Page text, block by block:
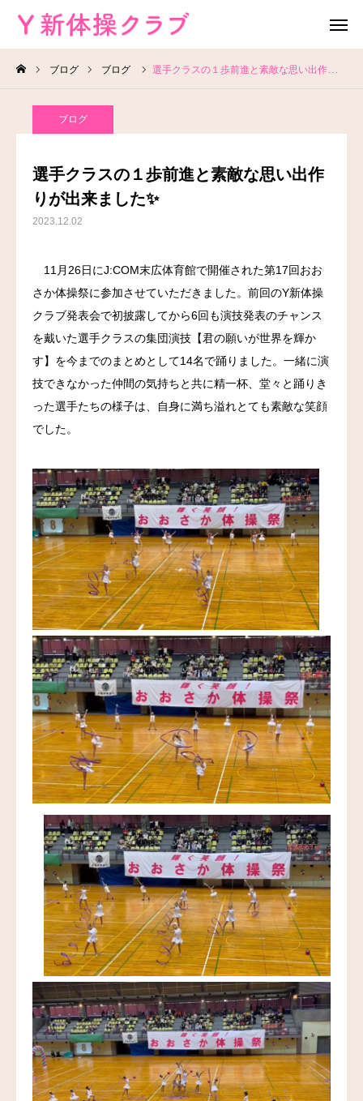
ブログ ブログ 選手クラスの１歩前進と素敵な思い出作りが出来ました✨
ブログ
選手クラスの１歩前進と素敵な思い出作
りが出来ました✨
2023.12.02
11月26日にJ:COM末広体育館で開催された第17回おお
さか体操祭に参加させていただきました。前回のY新体操
クラブ発表会で初披露してから6回も演技発表のチャンス
を戴いた選手クラスの集団演技【君の願いが世界を輝か
す】を今までのまとめとして14名で踊りました。一緒に演
技できなかった仲間の気持ちと共に精一杯、堂々と踊りき
った選手たちの様子は、自身に満ち溢れとても素敵な笑顔
でした。
無料体験
HOME
教室概要
よくある質問
ブログ
お問い合わせ